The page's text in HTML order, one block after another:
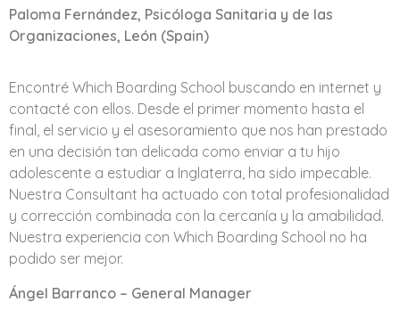
Paloma Fernández, Psicóloga Sanitaria y de las
Organizaciones, León (Spain)
Encontré Which Boarding School buscando en internet y
contacté con ellos. Desde el primer momento hasta el
final, el servicio y el asesoramiento que nos han prestado
en una decisión tan delicada como enviar a tu hijo
adolescente a estudiar a Inglaterra, ha sido impecable.
Nuestra Consultant ha actuado con total profesionalidad
y corrección combinada con la cercanía y la amabilidad.
Nuestra experiencia con Which Boarding School no ha
podido ser mejor.
Ángel Barranco – General Manager